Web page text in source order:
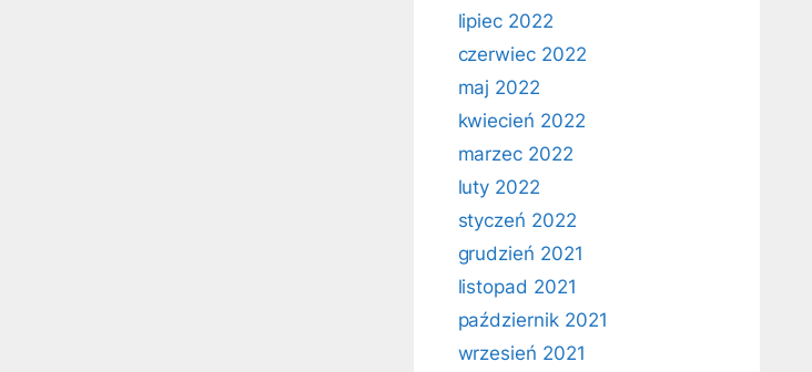
lipiec 2022
czerwiec 2022
maj 2022
kwiecień 2022
marzec 2022
luty 2022
styczeń 2022
grudzień 2021
listopad 2021
październik 2021
wrzesień 2021